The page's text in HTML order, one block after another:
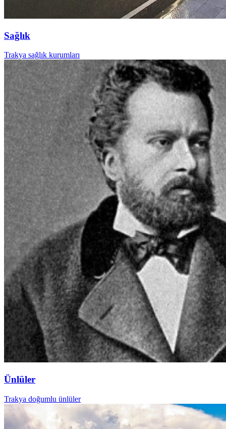
Sağlık
Trakya sağlık kurumları
Ünlüler
Trakya doğumlu ünlüler